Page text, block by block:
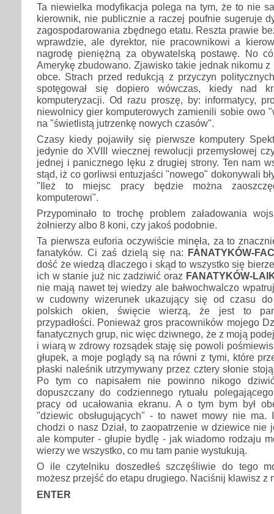
Ta niewielka modyfikacja polega na tym, że to nie
kierownik, nie publicznie a raczej poufnie sugeruje
zagospodarowania zbędnego etatu. Reszta prawie
wprawdzie, ale dyrektor, nie pracownikowi a
nagrodę pieniężną za obywatelską postawę. No
Amerykę zbudowano. Zjawisko takie jednak nikomu
obce. Strach przed redukcją z przyczyn
spotęgował się dopiero wówczas, kiedy nad
komputeryzacji. Od razu proszę, by: informatycy,
niewolnicy gier komputerowych zamienili sobie owo
na "świetlistą jutrzenkę nowych czasów".
Czasy kiedy pojawiły się pierwsze komputery
jedynie do XVIII wiecznej rewolucji przemysłowej
jednej i panicznego lęku z drugiej strony. Ten nam
stąd, iż co gorliwsi entuzjaści "nowego" dokonywali
"Ileż to miejsc pracy będzie można
komputerowi".
Przypominało to trochę problem załadowania
żołnierzy albo 8 koni, czy jakoś podobnie.
Ta pierwsza euforia oczywiście minęła, za to
fanatyków. Ci zaś dzielą się na: FANATYKÓW-
dość że wiedzą dlaczego i skąd to wszystko się
ich w stanie już nic zadziwić oraz FANATYKÓW-
nie mają nawet tej wiedzy ale bałwochwalczo
w cudowny wizerunek ukazujący się od czasu
polskich okien, święcie wierzą, że jest to
przypadłości. Ponieważ gros pracowników mojego
fanatycznych grup, nic więc dziwnego, że z moją
i wiarą w zdrowy rozsądek staję się powoli
głupek, a moje poglądy są na równi z tymi, które
płaski naleśnik utrzymywany przez cztery słonie
Po tym co napisałem nie powinno nikogo
dopuszczany do codziennego rytuału
pracy od ucałowania ekranu. A o tym bym był
"dziewic obsługujących" - to nawet mowy nie ma.
chodzi o nasz Dział, to zaopatrzenie w dziewice nie
ale komputer - głupie bydlę - jak wiadomo rodzaju
wierzy we wszystko, co mu tam panie wystukują.
O ile czytelniku doszedłeś szczęśliwie do tego
możesz przejść do etapu drugiego. Naciśnij klawisz z
ENTER